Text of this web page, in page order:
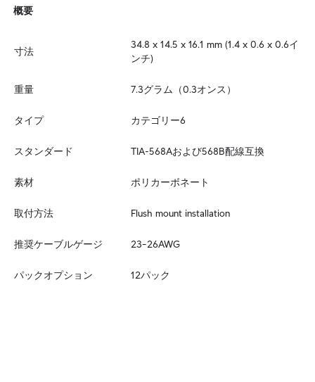
概要
寸法
34.8 x 14.5 x 16.1 mm (1.4 x 0.6 x 0.6イ
ンチ)
重量 7.3グラム（0.3オンス）
タイプ カテゴリー6
スタンダード TIA-568Aおよび568B配線互換
素材 ポリカーボネート
取付方法 Flush mount installation
推奨ケーブルゲージ 23–26AWG
パックオプション 12パック